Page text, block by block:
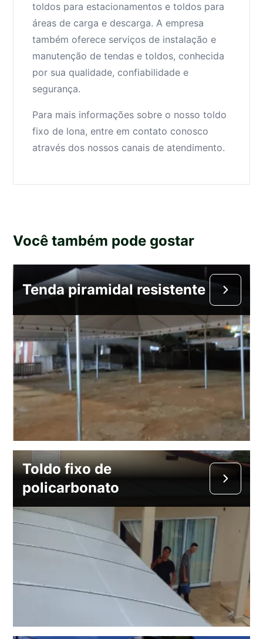
toldos para estacionamentos e toldos para
áreas de carga e descarga. A empresa
também oferece serviços de instalação e
manutenção de tendas e toldos, conhecida
por sua qualidade, confiabilidade e
segurança.
Para mais informações sobre o nosso toldo
fixo de lona, entre em contato conosco
através dos nossos canais de atendimento.
Você também pode gostar
Tenda piramidal resistente
Toldo fixo de
policarbonato